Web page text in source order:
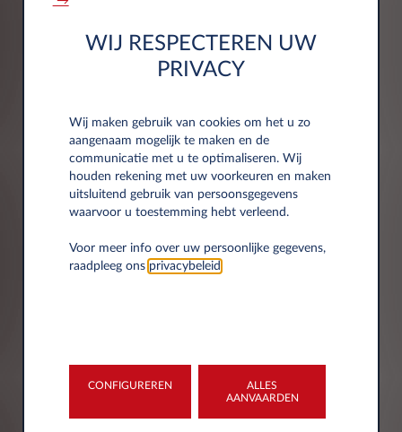
WIJ RESPECTEREN UW
PRIVACY
Wij maken gebruik van cookies om het u zo
aangenaam mogelijk te maken en de
communicatie met u te optimaliseren. Wij
houden rekening met uw voorkeuren en maken
uitsluitend gebruik van persoonsgegevens
waarvoor u toestemming hebt verleend.
Voor meer info over uw persoonlijke gegevens,
raadpleeg ons privacybeleid.
CONFIGUREREN
ALLES
AANVAARDEN